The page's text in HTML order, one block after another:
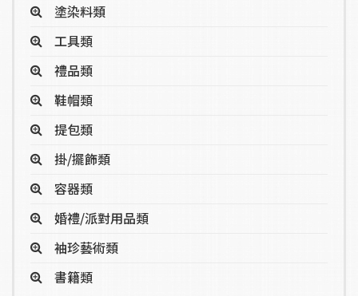
塗染料類
工具類
禮品類
鞋帽類
提包類
掛/擺飾類
容器類
婚禮/派對用品類
袖珍藝術類
書籍類